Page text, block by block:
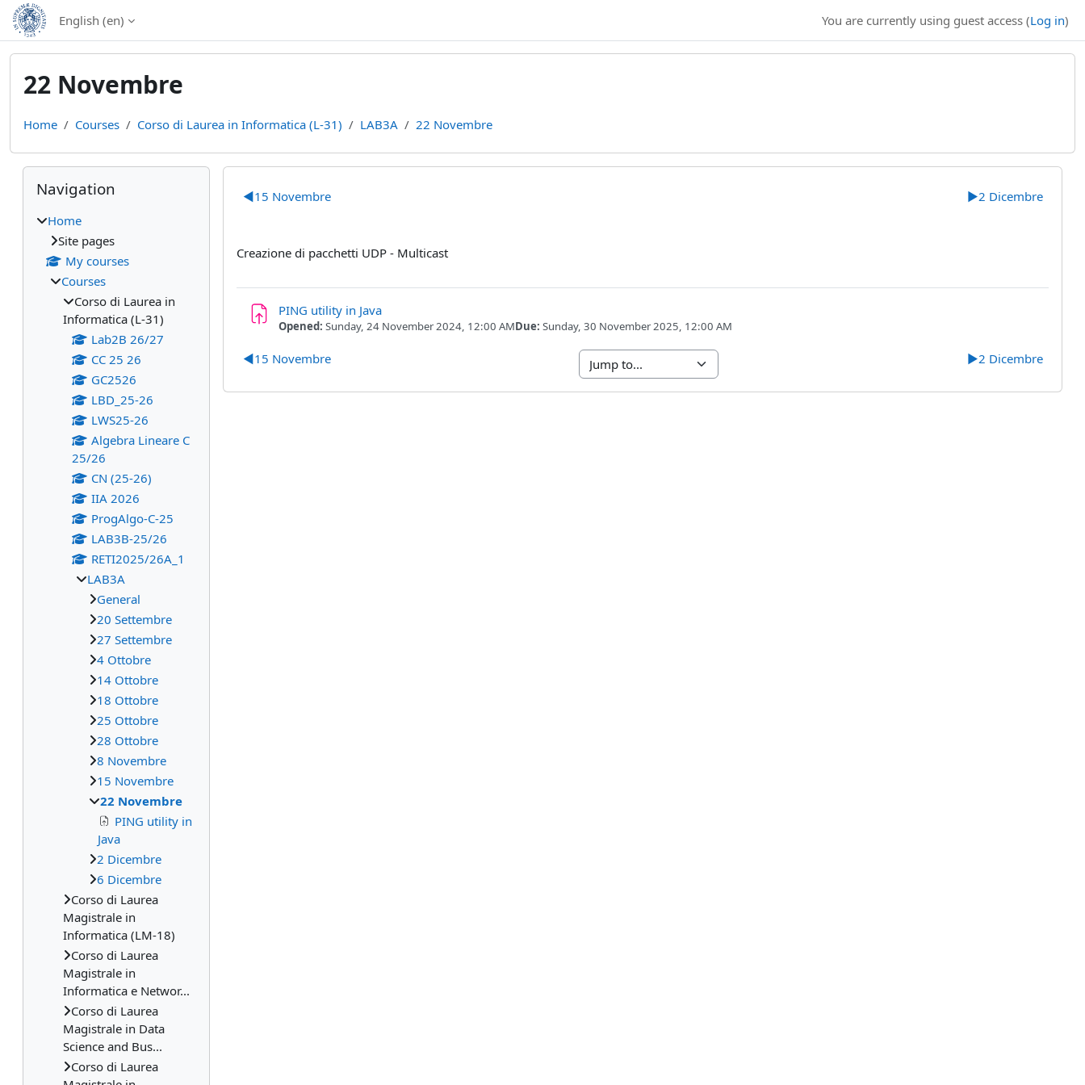
Skip to main content
English ‎(en)‎ You are currently using guest access (Log in)
22 Novembre
Home Courses Corso di Laurea in Informatica (L-31) LAB3A 22 Novembre
Section outline
◀︎15 Novembre ▶︎2 Dicembre
Creazione di pacchetti UDP - Multicast
PING utility in JavaAssignment
Opened: Sunday, 24 November 2024, 12:00 AMDue: Sunday, 30 November 2025, 12:00 AM
◀︎15 Novembre ▶︎2 Dicembre
Blocks
Skip Navigation
Navigation
Home
Site pages
My courses
Courses
Corso di Laurea in
Informatica (L-31)
Lab2B 26/27
CC 25 26
GC2526
LBD_25-26
LWS25-26
Algebra Lineare C
25/26
CN (25-26)
IIA 2026
ProgAlgo-C-25
LAB3B-25/26
RETI2025/26A_1
LAB3A
General
20 Settembre
27 Settembre
4 Ottobre
14 Ottobre
18 Ottobre
25 Ottobre
28 Ottobre
8 Novembre
15 Novembre
22 Novembre
PING utility in
Java
2 Dicembre
6 Dicembre
Corso di Laurea
Magistrale in
Informatica (LM-18)
Corso di Laurea
Magistrale in
Informatica e Networ...
Corso di Laurea
Magistrale in Data
Science and Bus...
Corso di Laurea